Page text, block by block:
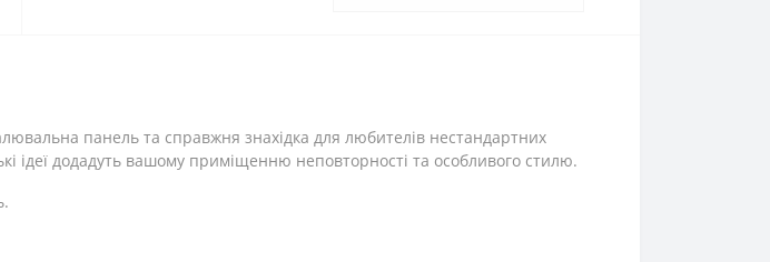
панель та справжня знахідка для любителів нестандартних
ідеї додадуть вашому приміщенню неповторності та особливого стилю.